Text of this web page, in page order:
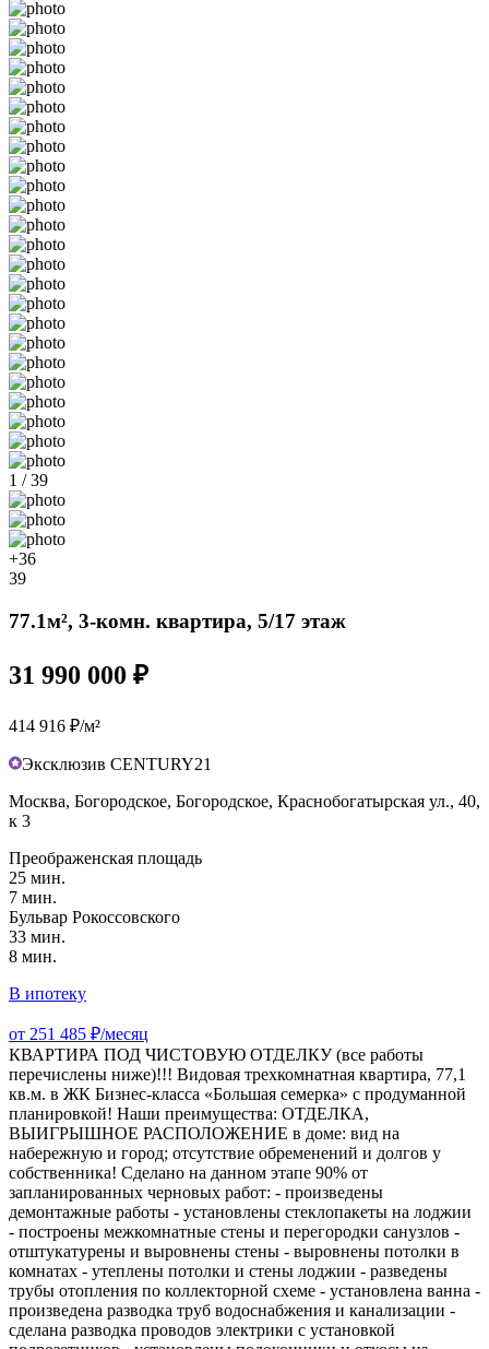
1 / 39
+36
39
77.1м², 3-комн. квартира, 5/17 этаж
31 990 000 ₽
414 916 ₽/м²
Эксклюзив CENTURY21
Москва, Богородское, Богородское, Краснобогатырская ул., 40,
к 3
Преображенская площадь
25 мин.
7 мин.
Бульвар Рокоссовского
33 мин.
8 мин.
В ипотеку
от 251 485 ₽/месяц
КВАРТИРА ПОД ЧИСТОВУЮ ОТДЕЛКУ (все работы
перечислены ниже)!!! Видовая трехкомнатная квартира, 77,1
кв.м. в ЖК Бизнес-класса «Большая семерка» с продуманной
планировкой! Наши преимущества: ОТДЕЛКА,
ВЫИГРЫШНОЕ РАСПОЛОЖЕНИЕ в доме: вид на
набережную и город; отсутствие обременений и долгов у
собственника! Сделано на данном этапе 90% от
запланированных черновых работ: - произведены
демонтажные работы - установлены стеклопакеты на лоджии
- построены межкомнатные стены и перегородки санузлов -
отштукатурены и выровнены стены - выровнены потолки в
комнатах - утеплены потолки и стены лоджии - разведены
трубы отопления по коллекторной схеме - установлена ванна -
произведена разводка труб водоснабжения и канализации -
сделана разводка проводов электрики с установкой